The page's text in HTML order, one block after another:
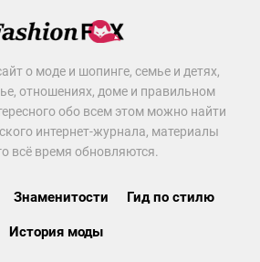
о моде и шопинге, семье и детях,
отношениях, доме и правильном
обо всем этом можно найти
интернет-журнала, материалы
всё время обновляются.
Знаменитости Гид по стилю
История моды